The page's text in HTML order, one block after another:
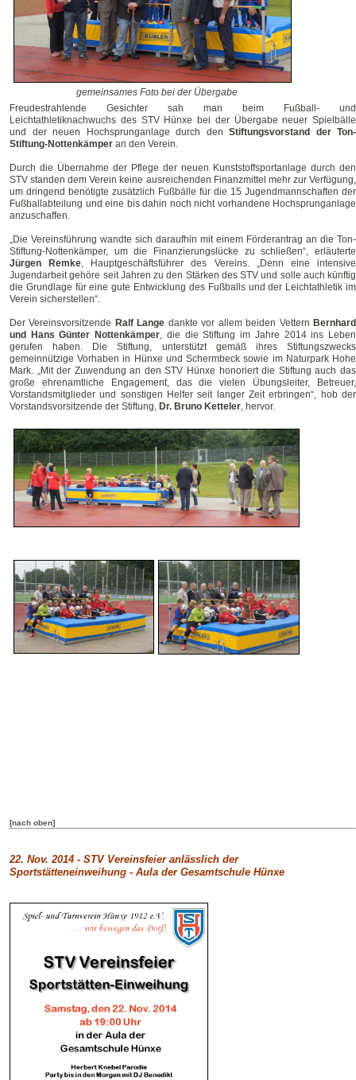
gemeinsames Foto bei der Übergabe
Freudestrahlende Gesichter sah man beim Fußball- und
Leichtathletiknachwuchs des STV Hünxe bei der Übergabe neuer Spielbälle
und der neuen Hochsprunganlage durch den Stiftungsvorstand der Ton-
Stiftung-Nottenkämper an den Verein.
Durch die Übernahme der Pflege der neuen Kunststoffsportanlage durch den
STV standen dem Verein keine ausreichenden Finanzmittel mehr zur Verfügung,
um dringend benötigte zusätzlich Fußbälle für die 15 Jugendmannschaften der
Fußballabteilung und eine bis dahin noch nicht vorhandene Hochsprunganlage
anzuschaffen.
„Die Vereinsführung wandte sich daraufhin mit einem Förderantrag an die Ton-
Stiftung-Nottenkämper, um die Finanzierungslücke zu schließen“, erläuterte
Jürgen Remke , Hauptgeschäftsführer des Vereins. „Denn eine intensive
Jugendarbeit gehöre seit Jahren zu den Stärken des STV und solle auch künftig
die Grundlage für eine gute Entwicklung des Fußballs und der Leichtathletik im
Verein sicherstellen“.
Der Vereinsvorsitzende Ralf Lange dankte vor allem beiden VetternBernhard
und Hans Günter Nottenkämper , die die Stiftung im Jahre 2014 ins Leben
gerufen haben. Die Stiftung, unterstützt gemäß ihres Stiftungszwecks
gemeinnützige Vorhaben in Hünxe und Schermbeck sowie im Naturpark Hohe
Mark. „Mit der Zuwendung an den STV Hünxe honoriert die Stiftung auch das
große ehrenamtliche Engagement, das die vielen Übungsleiter, Betreuer,
Vorstandsmitglieder und sonstigen Helfer seit langer Zeit erbringen“, hob der
Vorstandsvorsitzende der Stiftung, Dr. Bruno Ketteler , hervor.
[nach oben]
22. Nov. 2014 - STV Vereinsfeier anlässlich der
Sportstätteneinweihung - Aula der Gesamtschule Hünxe